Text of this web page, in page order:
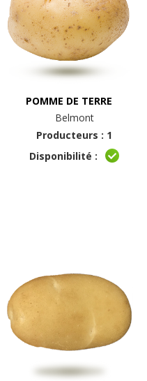
POMME DE TERRE
Belmont
Producteurs : 1
Disponibilité :